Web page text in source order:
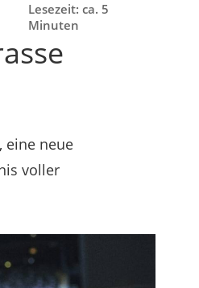
Lesezeit: ca. 5
Minuten
eine neue
voller